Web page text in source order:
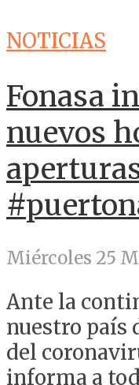
NOTICIAS
Fonasa
nuevos
Miércoles 25
Ante la
nuestro país
del
informa a